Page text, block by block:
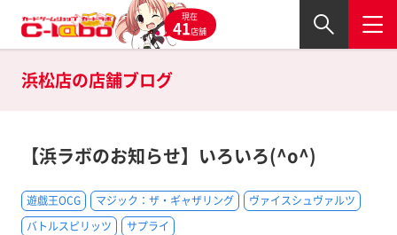
現在
41店舗
浜松店の店舗ブログ
【浜ラボのお知らせ】いろいろ(^o^)
遊戯王OCG マジック：ザ・ギャザリング
ヴァイスシュヴァルツ
バトルスピリッツ
サプライ